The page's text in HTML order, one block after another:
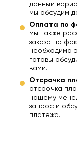
данный
мы обсудим
Оплата по
мы также
заказа по
необходима
готовы
вами.
Отсрочка
отсрочка
нашему
запрос и
платежа.